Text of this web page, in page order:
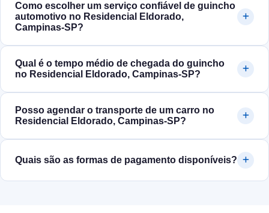
Como escolher um serviço confiável de guincho
automotivo no Residencial Eldorado,
Campinas‑SP?
Qual é o tempo médio de chegada do guincho
no Residencial Eldorado, Campinas‑SP?
Posso agendar o transporte de um carro no
Residencial Eldorado, Campinas‑SP?
Quais são as formas de pagamento disponíveis?